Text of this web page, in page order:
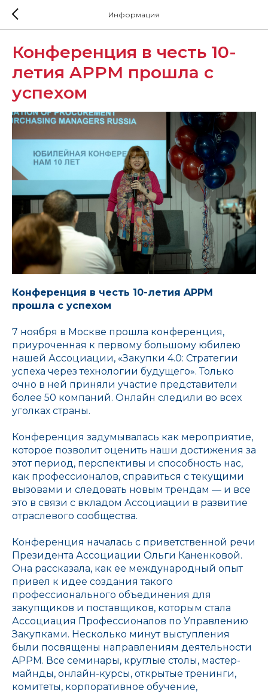
Информация
Конференция в честь 10-
летия APPM прошла с
успехом
Конференция в честь 10-летия APPM
прошла с успехом
7 ноября в Москве прошла конференция,
приуроченная к первому большому юбилею
нашей Ассоциации, «Закупки 4.0: Стратегии
успеха через технологии будущего». Только
очно в ней приняли участие представители
более 50 компаний. Онлайн следили во всех
уголках страны.
Конференция задумывалась как мероприятие,
которое позволит оценить наши достижения за
этот период, перспективы и способность нас,
как профессионалов, справиться с текущими
вызовами и следовать новым трендам — и все
это в связи с вкладом Ассоциации в развитие
отраслевого сообщества.
Конференция началась с приветственной речи
Президента Ассоциации Ольги Каненковой.
Она рассказала, как ее международный опыт
привел к идее создания такого
профессионального объединения для
закупщиков и поставщиков, которым стала
Ассоциация Профессионалов по Управлению
Закупками. Несколько минут выступления
были посвящены направлениям деятельности
APPM. Все семинары, круглые столы, мастер-
майнды, онлайн-курсы, открытые тренинги,
комитеты, корпоративное обучение,